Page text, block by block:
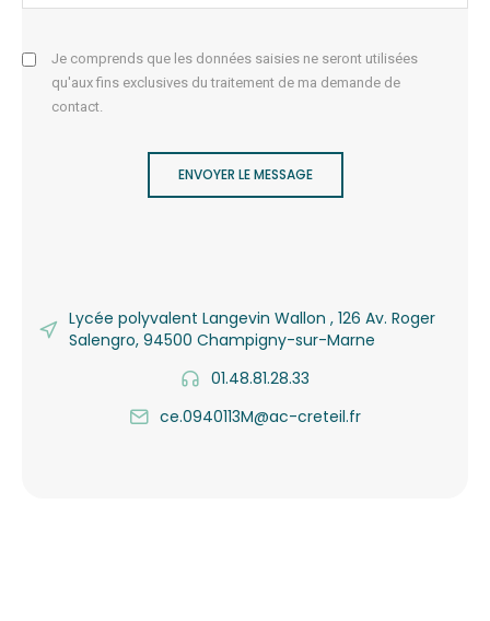
Je comprends que les données saisies ne seront utilisées
qu'aux fins exclusives du traitement de ma demande de
contact.
ENVOYER LE MESSAGE
Lycée polyvalent Langevin Wallon , 126 Av. Roger
Salengro, 94500 Champigny-sur-Marne
01.48.81.28.33
ce.0940113M@ac-creteil.fr